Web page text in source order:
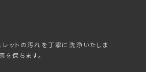
ットの汚れを丁寧に洗浄いたしま
保ちます。